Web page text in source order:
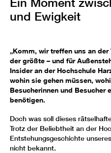
und Ewigkeit
„Komm, wir treffen uns an
der größte – und für
Insider an der Hochschule
wohin sie gehen müssen,
Besucherinnen und Besucher
benötigen.
Doch was soll dieses
Trotz der Beliebtheit an der
Entstehungsgeschichte
nicht bekannt.